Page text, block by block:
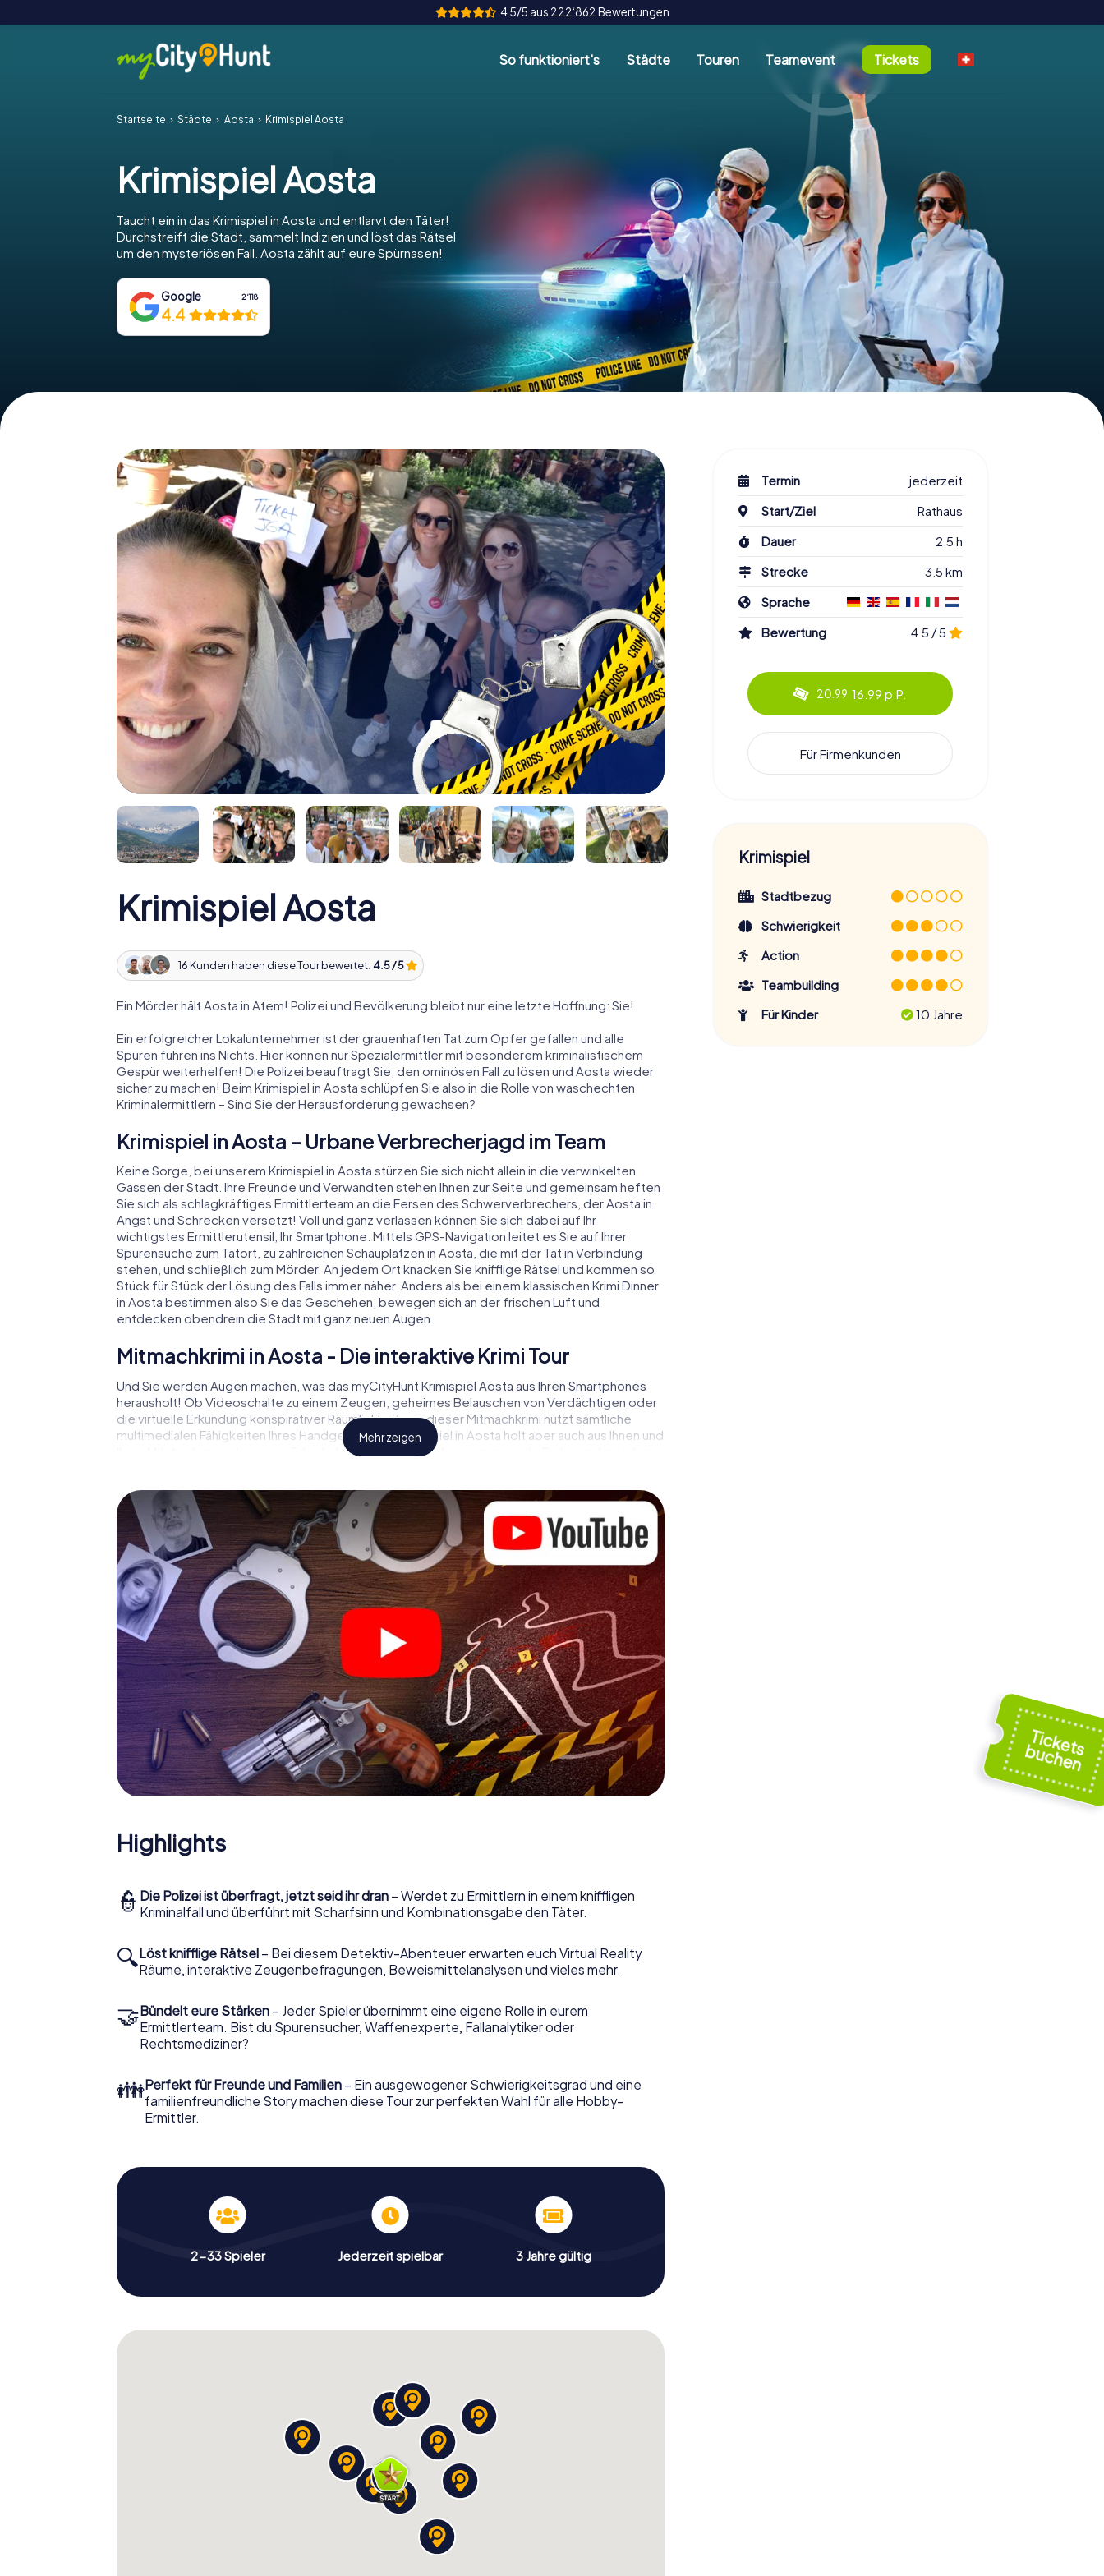
4.5/5 aus 222‘862 Bewertungen
So funktioniert's Städte Touren Teamevent Tickets
Startseite Städte Aosta Krimispiel Aosta
Krimispiel Aosta
Taucht ein in das Krimispiel in Aosta und entlarvt den Täter!
Durchstreift die Stadt, sammelt Indizien und löst das Rätsel
um den mysteriösen Fall. Aosta zählt auf eure Spürnasen!
Google 2‘118
4.4
Krimispiel Aosta
16 Kunden haben diese Tour bewertet: 4.5 / 5
Ein Mörder hält Aosta in Atem! Polizei und Bevölkerung bleibt nur eine letzte Hoffnung: Sie!
Ein erfolgreicher Lokalunternehmer ist der grauenhaften Tat zum Opfer gefallen und alle
Spuren führen ins Nichts. Hier können nur Spezialermittler mit besonderem kriminalistischem
Gespür weiterhelfen! Die Polizei beauftragt Sie, den ominösen Fall zu lösen und Aosta wieder
sicher zu machen! Beim Krimispiel in Aosta schlüpfen Sie also in die Rolle von waschechten
Kriminalermittlern – Sind Sie der Herausforderung gewachsen?
Krimispiel in Aosta – Urbane Verbrecherjagd im Team
Keine Sorge, bei unserem Krimispiel in Aosta stürzen Sie sich nicht allein in die verwinkelten
Gassen der Stadt. Ihre Freunde und Verwandten stehen Ihnen zur Seite und gemeinsam heften
Sie sich als schlagkräftiges Ermittlerteam an die Fersen des Schwerverbrechers, der Aosta in
Angst und Schrecken versetzt! Voll und ganz verlassen können Sie sich dabei auf Ihr
wichtigstes Ermittlerutensil, Ihr Smartphone. Mittels GPS-Navigation leitet es Sie auf Ihrer
Spurensuche zum Tatort, zu zahlreichen Schauplätzen in Aosta, die mit der Tat in Verbindung
stehen, und schließlich zum Mörder. An jedem Ort knacken Sie knifflige Rätsel und kommen so
Stück für Stück der Lösung des Falls immer näher. Anders als bei einem klassischen Krimi Dinner
in Aosta bestimmen also Sie das Geschehen, bewegen sich an der frischen Luft und
entdecken obendrein die Stadt mit ganz neuen Augen.
Mitmachkrimi in Aosta - Die interaktive Krimi Tour
Und Sie werden Augen machen, was das myCityHunt Krimispiel Aosta aus Ihren Smartphones
herausholt! Ob Videoschalte zu einem Zeugen, geheimes Belauschen von Verdächtigen oder
die virtuelle Erkundung konspirativer Räumlichkeiten – dieser Mitmachkrimi nutzt sämtliche
multimedialen Fähigkeiten Ihres Handgeräts. Das Krimispiel in Aosta holt aber auch aus Ihnen und
Ihren Mitstreitern verborgene Talente heraus! Sie schlüpfen in spannende Rollen und meistern
Charakter entsprechen und dem Schlagwort „Abwechslungsreichtum“ an ganz neue
Bedeutung verleihen.
Das Krimispiel in Aosta kann beginnen!
Nun fehlt Ihnen nur noch eine Kleinigkeit, um mit Ihren Ermittlungen in Aosta zu starten: Ihr
Ticketcode! Ordern Sie ihn mit wenigen Klicks in unserem Ticketshop, schon in wenigen
Minuten finden Sie ihn in Ihrem eMail-Postfach. Jetzt starten Sie Ihren Online-Browser, geben
Ihren Code ein – und sind startklar!
Worauf warten Sie noch? Aosta zählt auf Sie!
Mehr zeigen
Highlights
👮 Die Polizei ist überfragt, jetzt seid ihr dran – Werdet zu Ermittlern in einem kniffligen
Kriminalfall und überführt mit Scharfsinn und Kombinationsgabe den Täter.
🔍Löst knifflige Rätsel – Bei diesem Detektiv-Abenteuer erwarten euch Virtual Reality
Räume, interaktive Zeugenbefragungen, Beweismittelanalysen und vieles mehr.
🤝Bündelt eure Stärken – Jeder Spieler übernimmt eine eigene Rolle in eurem
Ermittlerteam. Bist du Spurensucher, Waffenexperte, Fallanalytiker oder
Rechtsmediziner?
👪Perfekt für Freunde und Familien – Ein ausgewogener Schwierigkeitsgrad und eine
familienfreundliche Story machen diese Tour zur perfekten Wahl für alle Hobby-
Ermittler.
2-33 Spieler Jederzeit spielbar 3 Jahre gültig
Termin
jederzeit
Start/Ziel
Rathaus
Dauer
2.5 h
Strecke
3.5 km
Sprache
Bewertung
4.5 / 5
20.99 16.99 p.P.
Für Firmenkunden
Krimispiel
Stadtbezug
Schwierigkeit
Action
Teambuilding
Für Kinder
10 Jahre